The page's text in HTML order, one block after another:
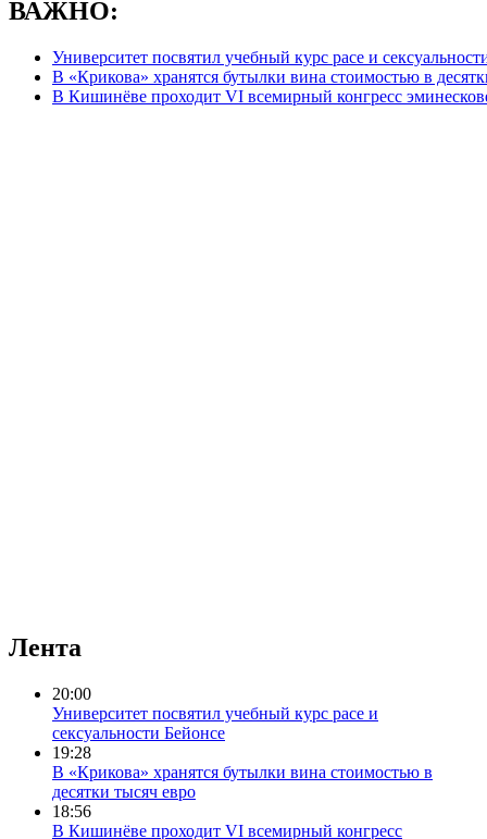
ВАЖНО:
Университет посвятил учебный курс расе и
В «Крикова» хранятся бутылки вина стоимостью в
В Кишинёве проходит VI всемирный конгресс
Лента
20:00
Университет посвятил учебный курс расе и
сексуальности Бейонсе
19:28
В «Крикова» хранятся бутылки вина стоимостью в
десятки тысяч евро
18:56
В Кишинёве проходит VI всемирный конгресс